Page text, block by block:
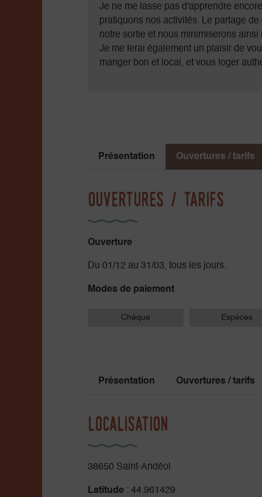
Je ne me lasse pas d'apprendre
pratiquons nos activités. Le partage
notre sortie et nous minimiserons ainsi
Je me ferai également un plaisir de
manger bon et local, et vous loger
Présentation Ouvertures / tarifs
Ouvertures / tarifs
Ouverture
Du 01/12 au 31/03, tous les jours.
Modes de paiement
Chèque Espèces
Présentation Ouvertures / tarifs
Localisation
38650 Saint-Andéol
Latitude : 44.961429